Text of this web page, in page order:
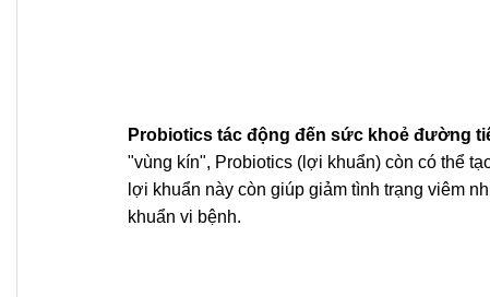
Probiotics tác động đến sức khoẻ đường
"vùng kín", Probiotics (lợi khuẩn) còn có thể
lợi khuẩn này còn giúp giảm tình trạng viêm
khuẩn vi bệnh.